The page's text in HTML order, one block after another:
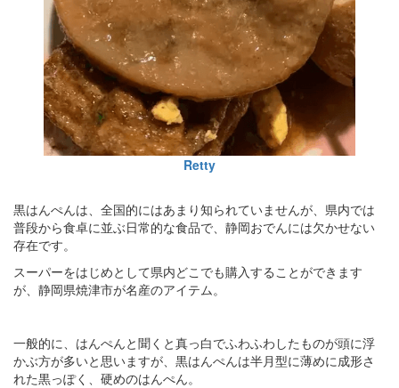
Retty
黒はんぺんは、全国的にはあまり知られていませんが、県内では
普段から食卓に並ぶ日常的な食品で、静岡おでんには欠かせない
存在です。
スーパーをはじめとして県内どこでも購入することができます
が、静岡県焼津市が名産のアイテム。
一般的に、はんぺんと聞くと真っ白でふわふわしたものが頭に浮
かぶ方が多いと思いますが、黒はんぺんは半月型に薄めに成形さ
れた黒っぽく、硬めのはんぺん。